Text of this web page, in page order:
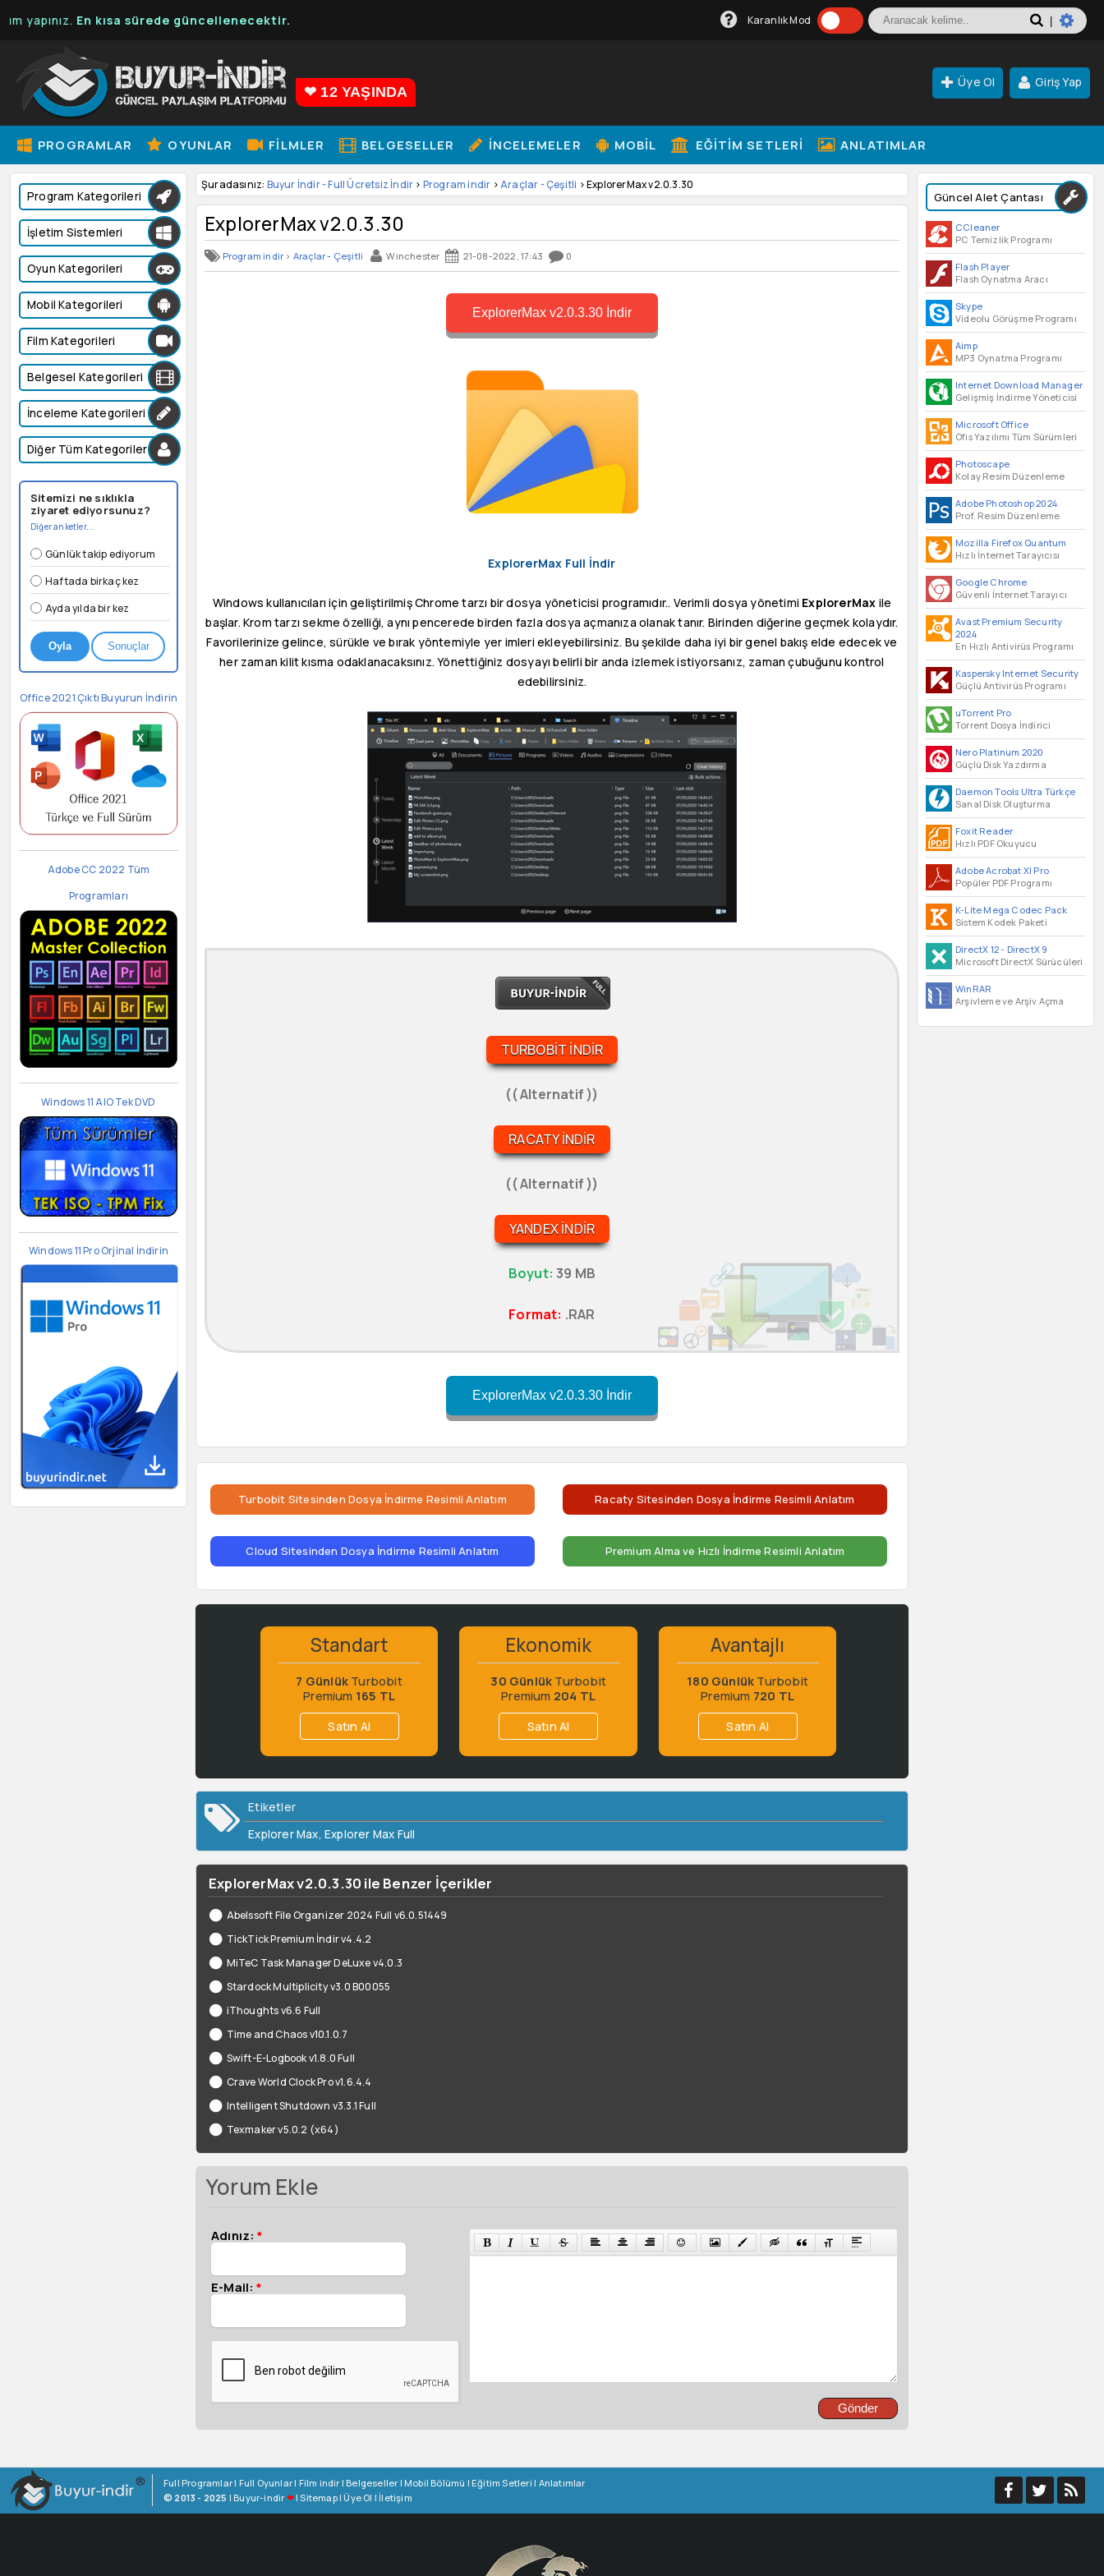
En kısa sürede güncellenecektir. Karanlık Mod
❤ 12 YAŞINDA
Üye Ol Giriş Yap
PROGRAMLAR OYUNLAR FILMLER BELGESELLER İNCELEMELER MOBIL EĞITIM SETLERI ANLATIMLAR
Güncel Alet Çantası
CCleaner
PC Temizlik Programı
Flash Player
Flash Oynatma Aracı
Skype
Videolu Görüşme Programı
Aimp
MP3 Oynatma Programı
Internet Download Manager
Gelişmiş İndirme Yöneticisi
Microsoft Office
Ofis Yazılımı Tüm Sürümleri
Photoscape
Kolay Resim Düzenleme
Adobe Photoshop 2024
Prof. Resim Düzenleme
Mozilla Firefox Quantum
Hızlı İnternet Tarayıcısı
Google Chrome
Güvenli İnternet Tarayıcı
Avast Premium Security
2024
En Hızlı Antivirüs Programı
Kaspersky Internet Security
Güçlü Antivirüs Programı
uTorrent Pro
Torrent Dosya İndirici
Nero Platinum 2020
Güçlü Disk Yazdırma
Daemon Tools Ultra Türkçe
Sanal Disk Oluşturma
Foxit Reader
Hızlı PDF Okuyucu
Adobe Acrobat XI Pro
Popüler PDF Programı
K-Lite Mega Codec Pack
Sistem Kodek Paketi
DirectX 12- DirectX 9
Microsoft DirectX Sürücüleri
WinRAR
Arşivleme ve Arşiv Açma
Program Kategorileri
İşletim Sistemleri
Oyun Kategorileri
Mobil Kategorileri
Film Kategorileri
Belgesel Kategorileri
İnceleme Kategorileri
Diğer Tüm Kategoriler
Sitemizi ne sıklıkla
ziyaret ediyorsunuz?
Diğer anketler...
Günlük takip ediyorum
Haftada birkaç kez
Ayda yılda bir kez
Oyla Sonuçlar
Office 2021 Çıktı Buyurun İndirin
Adobe CC 2022 Tüm
Programları
Windows 11 AIO Tek DVD
Windows 11 Pro Orjinal İndirin
Şuradasınız: Buyur İndir - Full Ücretsiz İndir > Program indir >Araçlar - Çeşitli > ExplorerMax v2.0.3.30
ExplorerMax v2.0.3.30
Program indir > Araçlar - Çeşitli Winchester 21-08-2022, 17:43 0
ExplorerMax v2.0.3.30 İndir
ExplorerMax Full İndir
Windows kullanıcıları için geliştirilmiş Chrome tarzı bir dosya yöneticisi programıdır.. Verimli dosya yönetimi ExplorerMax ile
başlar. Krom tarzı sekme özelliği, aynı pencerede birden fazla dosya açmanıza olanak tanır. Birinden diğerine geçmek kolaydır.
Favorilerinize gelince, sürükle ve bırak yöntemiyle yer imleri ekleyebilirsiniz. Bu şekilde daha iyi bir genel bakış elde edecek ve
her zaman kilit kısma odaklanacaksınız. Yönettiğiniz dosyayı belirli bir anda izlemek istiyorsanız, zaman çubuğunu kontrol
edebilirsiniz.
TURBOBIT İNDIR
(( Alternatif ))
RACATY İNDIR
(( Alternatif ))
YANDEX İNDIR
Boyut:39 MB
Format: .RAR
ExplorerMax v2.0.3.30 İndir
Turbobit Sitesinden Dosya İndirme Resimli Anlatım Racaty Sitesinden Dosya İndirme Resimli Anlatım
Cloud Sitesinden Dosya İndirme Resimli Anlatım Premium Alma ve Hızlı İndirme Resimli Anlatım
Standart
7 Günlük Turbobit
Premium 165 TL
Satın Al
Ekonomik
30 Günlük Turbobit
Premium 204 TL
Satın Al
Avantajlı
180 Günlük Turbobit
Premium 720 TL
Satın Al
Etiketler
Explorer Max,Explorer Max Full
ExplorerMax v2.0.3.30 ile Benzer İçerikler
Abelssoft File Organizer 2024 Full v6.0.51449
TickTick Premium İndir v4.4.2
MiTeC Task Manager DeLuxe v4.0.3
Stardock Multiplicity v3.0 B00055
iThoughts v6.6 Full
Time and Chaos v10.1.0.7
Swift-E-Logbook v1.8.0 Full
Crave World Clock Pro v1.6.4.4
Intelligent Shutdown v3.3.1 Full
Texmaker v5.0.2 (x64)
Yorum Ekle
Adınız: *
E-Mail: *
Full Programlar| Full Oyunlar| Film indir |Belgeseller |Mobil Bölümü |Eğitim Setleri | Anlatımlar
© 2013 - 2025 |Buyur-indir ❤|Sitemap|Üye Ol | İletişim